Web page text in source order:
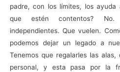
padre, con los límites, los ayuda
que estén contentos? No.
independientes. Que vuelen.
podemos dejar un legado a
Tenemos que regalarles las
personal, y esta pasa por la